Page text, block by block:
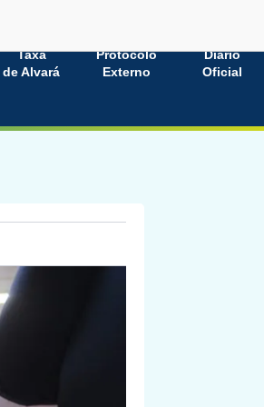
Taxa
de Alvará
Protocolo
Externo
Diário
Oficial